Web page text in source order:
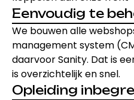
Eenvoudig te
We bouwen alle
management system
daarvoor Sanity. Dat is
is overzichtelijk en snel.
Opleiding